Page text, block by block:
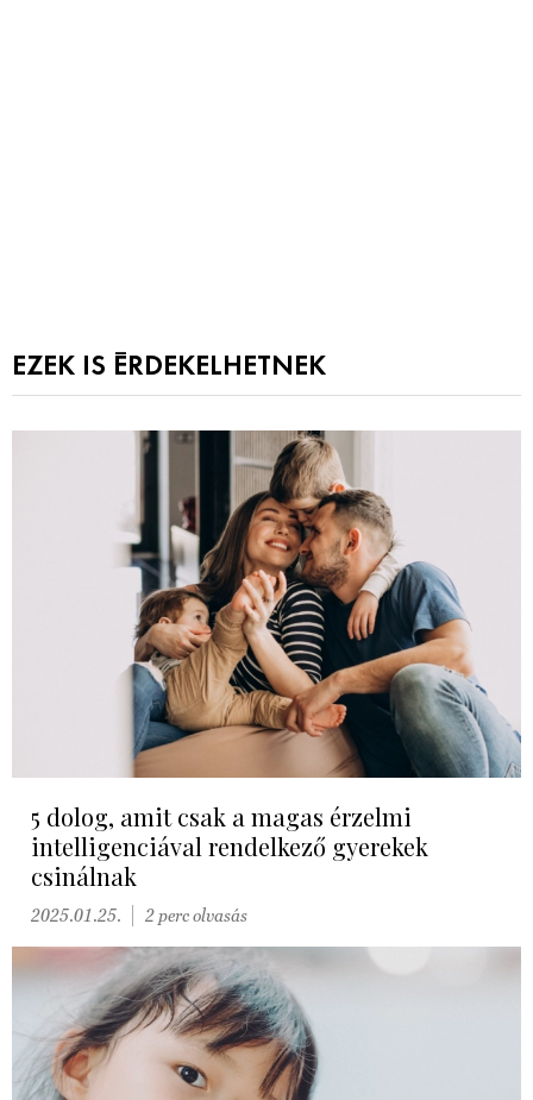
EZEK IS ÉRDEKELHETNEK
5 dolog, amit csak a magas érzelmi
intelligenciával rendelkező gyerekek
csinálnak
2025.01.25. 2 perc olvasás